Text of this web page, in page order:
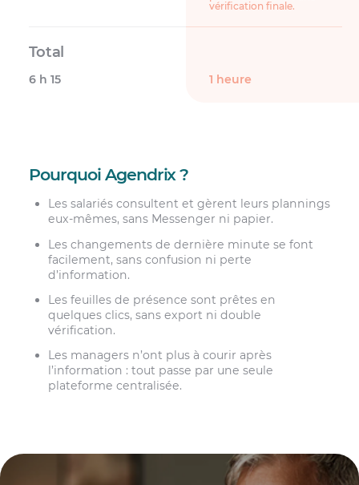
6 h 15
vérification finale.
1 heure
Pourquoi Agendrix ?
Les salariés consultent et gèrent leurs plannings
eux-mêmes, sans Messenger ni papier.
Les changements de dernière minute se font
facilement, sans confusion ni perte
d’information.
Les feuilles de présence sont prêtes en
quelques clics, sans export ni double
vérification.
Les managers n’ont plus à courir après
l’information : tout passe par une seule
plateforme centralisée.